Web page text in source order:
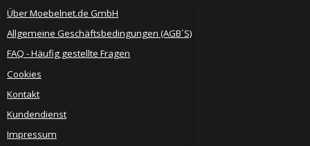
Über Moebelnet.de GmbH
Allgemeine Geschäftsbedingungen (AGB´S)
FAQ - Häufig gestellte Fragen
Cookies
Kontakt
Kundendienst
Impressum